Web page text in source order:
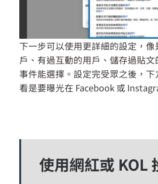
下一步可以使用更詳細的設定，
戶、有過互動的用戶、儲存過貼
事件能選擇。設定完受眾之後，下
看是要曝光在 Facebook 或
使用網紅或 KOL